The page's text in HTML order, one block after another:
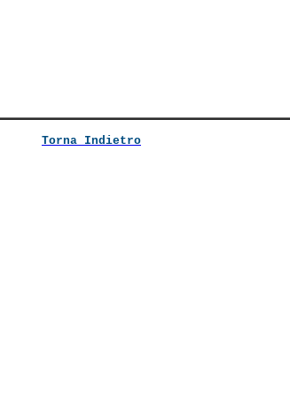
Torna Indietro